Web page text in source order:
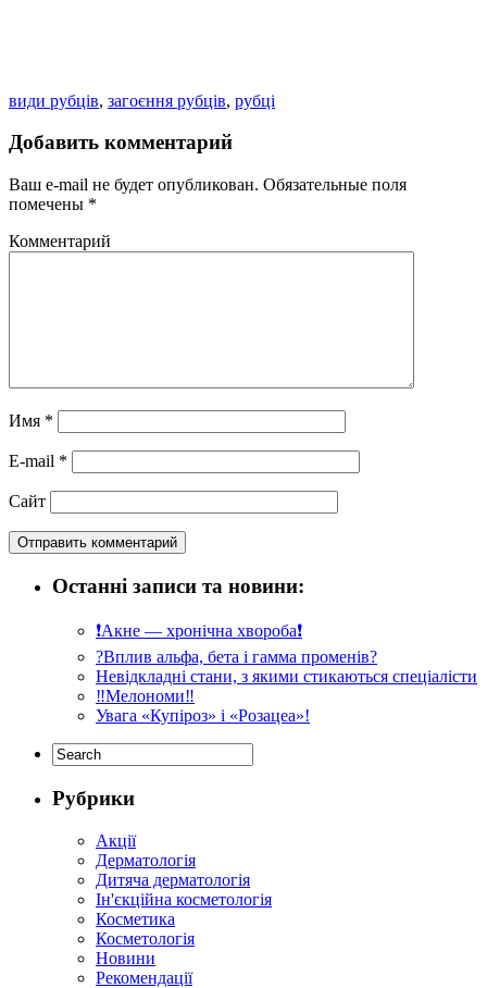
види рубців, загоєння рубців, рубці
Добавить комментарий
Ваш e-mail не будет опубликован. Обязательные поля
помечены *
Комментарий
Имя *
E-mail *
Сайт
Останні записи та новини:
❗️Акне — хронічна хвороба❗️
?Вплив альфа, бета і гамма променів?
Невідкладні стани, з якими стикаються спеціалісти
‼️Мелономи‼️
Увага «Купіроз» і «Розацеа»!
Рубрики
Акції
Дерматологія
Дитяча дерматологія
Ін'єкційна косметологія
Косметика
Косметологія
Новини
Рекомендації